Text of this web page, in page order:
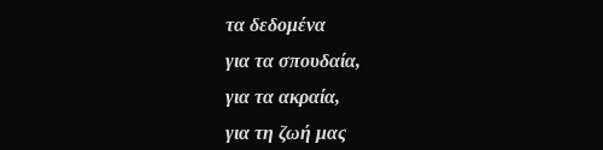
τα δεδομένα
για τα σπουδαία,
για τα ακραία,
για τη ζωή μας